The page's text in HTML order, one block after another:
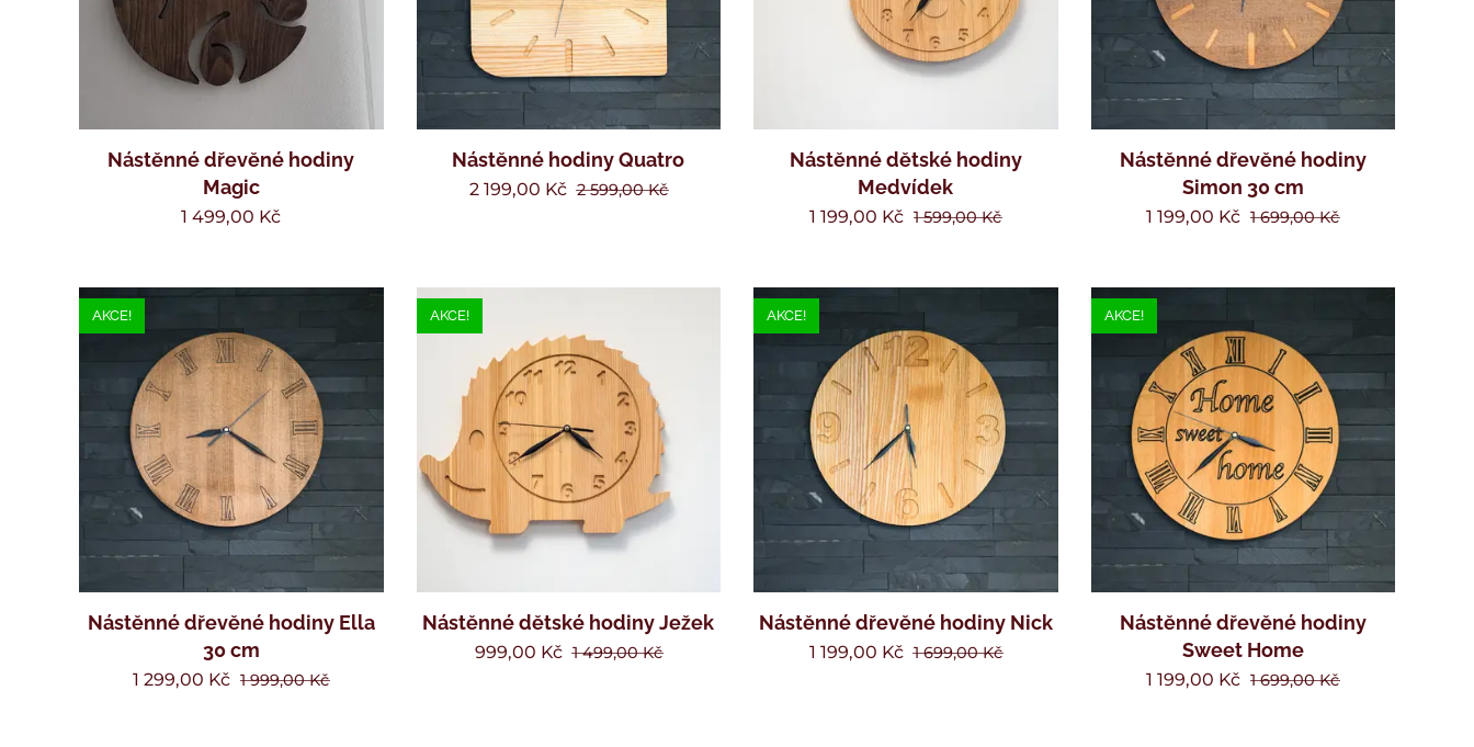
Nástěnné dřevěné hodiny
Magic
1 499,00 Kč
Nástěnné hodiny Quatro
2 199,00 Kč 2 599,00Kč
Nástěnné dětské hodiny
Medvídek
1 199,00 Kč 1 599,00Kč
Nástěnné dřevěné hodiny
Simon 30 cm
1 199,00 Kč 1 699,00Kč
Nástěnné dřevěné hodiny Ella
30 cm
AKCE!
1 299,00 Kč 1 999,00Kč
Nástěnné dětské hodiny Ježek
AKCE!
999,00 Kč 1 499,00Kč
Nástěnné dřevěné hodiny Nick
AKCE!
1 199,00 Kč 1 699,00Kč
Nástěnné dřevěné hodiny
Sweet Home
AKCE!
1 199,00 Kč 1 699,00Kč